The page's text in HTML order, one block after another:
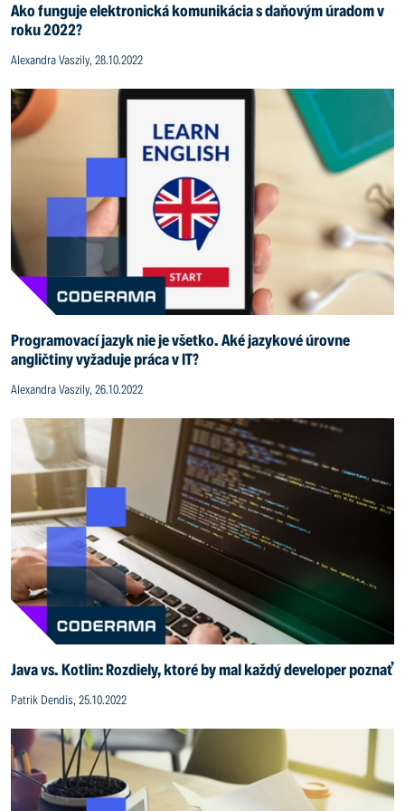
Ako funguje elektronická komunikácia s daňovým úradom v
roku 2022?
Alexandra Vaszily, 28.10.2022
Programovací jazyk nie je všetko. Aké jazykové úrovne
angličtiny vyžaduje práca v IT?
Alexandra Vaszily, 26.10.2022
Java vs. Kotlin: Rozdiely, ktoré by mal každý developer poznať
Patrik Dendis, 25.10.2022